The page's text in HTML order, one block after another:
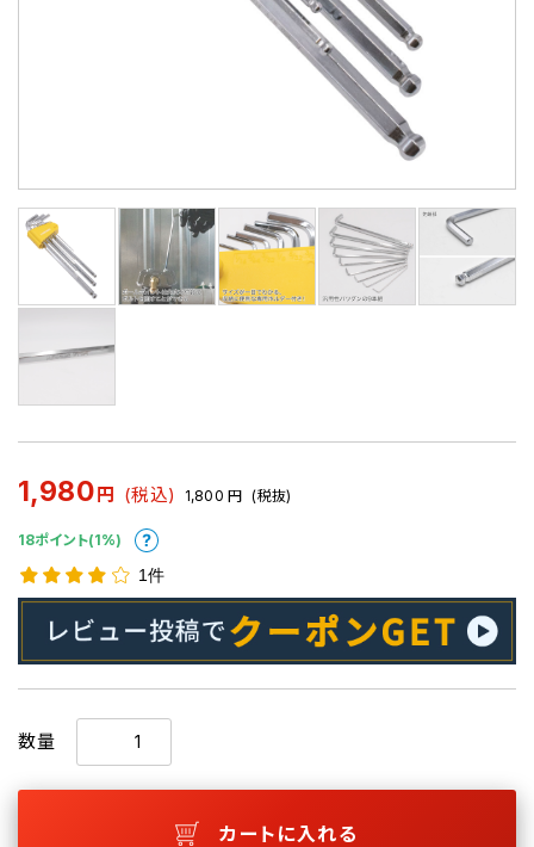
1,980 円 (税込) 1,800 円 (税抜)
18ポイント(1%)
1件
数量
カートに入れる